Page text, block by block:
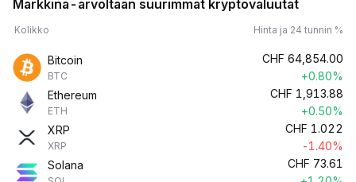
Markkina-arvoltaan suurimmat kryptovaluutat
Kolikko Hinta ja 24 tunnin %
Bitcoin
BTC
CHF 64,854.00
+0.80%
Ethereum
ETH
CHF 1,913.88
+0.50%
XRP
XRP
CHF 1.022
-1.40%
Solana
CHF 73.61